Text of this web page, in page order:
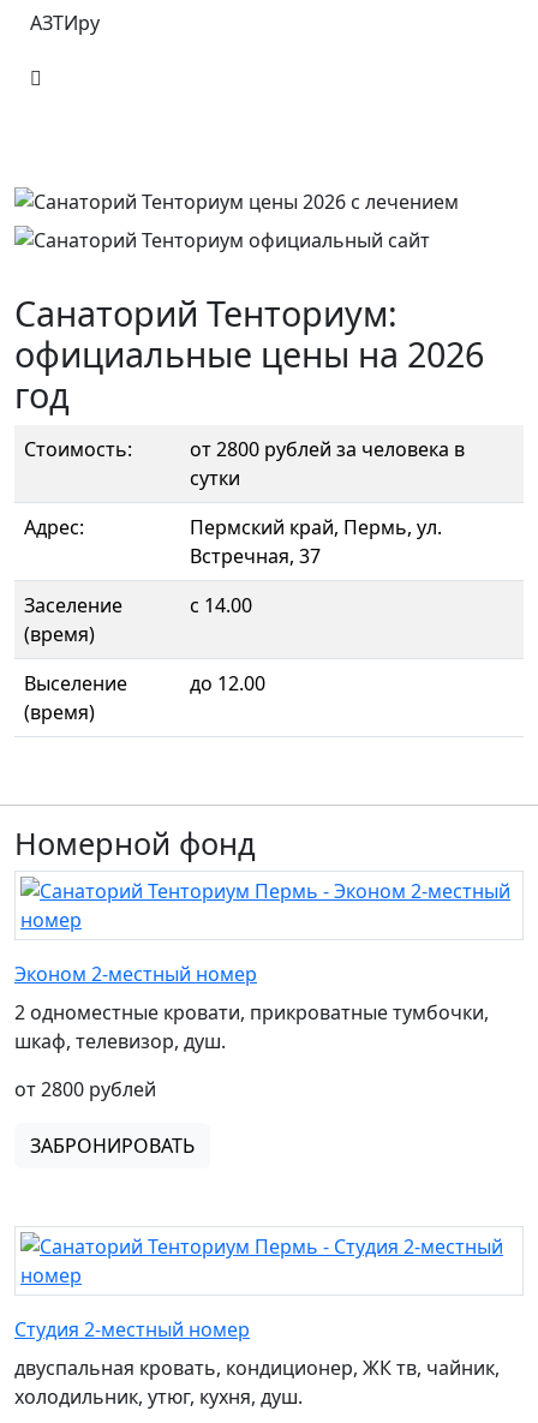
АЗТИру
Санаторий Тенториум:
официальные цены на 2026
год
Стоимость:
от 2800 рублей за человека в
сутки
Адрес:
Пермский край, Пермь, ул.
Встречная, 37
Заселение
(время)
с 14.00
Выселение
(время)
до 12.00
Номерной фонд
Эконом 2-местный номер
2 одноместные кровати, прикроватные тумбочки,
шкаф, телевизор, душ.
от 2800 рублей
ЗАБРОНИРОВАТЬ
Студия 2-местный номер
двуспальная кровать, кондиционер, ЖК тв, чайник,
холодильник, утюг, кухня, душ.